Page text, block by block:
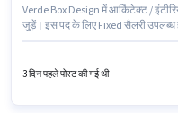
Verde Box Design में आर्किटेक्ट /
जुड़ें। इस पद के लिए Fixed सैलरी उपलब्ध
3 दिन पहले पोस्ट की गई थी